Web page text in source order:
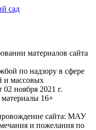
сад
материалов сайта
по надзору в сфере
и массовых
ноября 2021 г.
16+
сайта: МАУ
и пожелания по